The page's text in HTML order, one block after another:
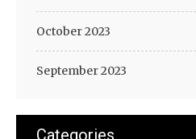
October 2023
September 2023
Categories